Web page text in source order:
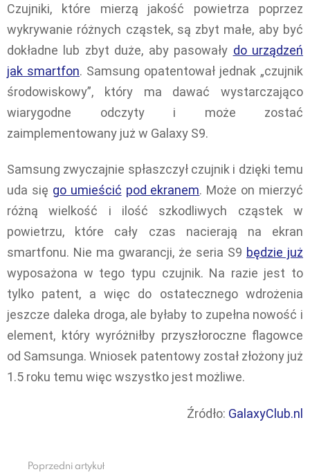
Czujniki, które mierzą jakość powietrza poprzez
wykrywanie różnych cząstek, są zbyt małe, aby być
dokładne lub zbyt duże, aby pasowały do urządzeń
jak smartfon. Samsung opatentował jednak „czujnik
środowiskowy”, który ma dawać wystarczająco
wiarygodne odczyty i może zostać
zaimplementowany już w Galaxy S9.
Samsung zwyczajnie spłaszczył czujnik i dzięki temu
uda się go umieścić pod ekranem. Może on mierzyć
różną wielkość i ilość szkodliwych cząstek w
powietrzu, które cały czas nacierają na ekran
smartfonu. Nie ma gwarancji, że seria S9 będzie już
wyposażona w tego typu czujnik. Na razie jest to
tylko patent, a więc do ostatecznego wdrożenia
jeszcze daleka droga, ale byłaby to zupełna nowość i
element, który wyróżniłby przyszłoroczne flagowce
od Samsunga. Wniosek patentowy został złożony już
1.5 roku temu więc wszystko jest możliwe.
Źródło: GalaxyClub.nl
Poprzedni artykuł